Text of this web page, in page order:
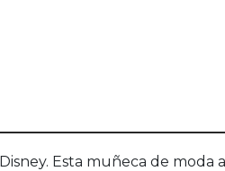
Esta muñeca de moda